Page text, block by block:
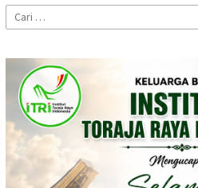
Cari
untuk: